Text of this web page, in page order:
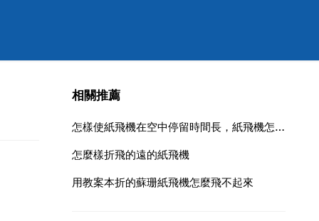
相關推薦
怎樣使紙飛機在空中停留時間長，紙飛機怎麼才能在空中停留時間長
怎麼樣折飛的遠的紙飛機
用教案本折的蘇珊紙飛機怎麼飛不起來